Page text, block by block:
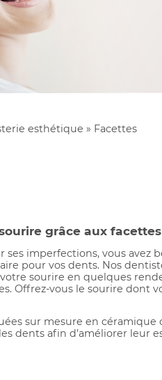
esthétique » Facettes
grâce aux facettes
imperfections, vous avez
pour vos dents. Nos
sourire en quelques
Offrez-vous le sourire dont
sur mesure en céramique
dents afin d’améliorer leur